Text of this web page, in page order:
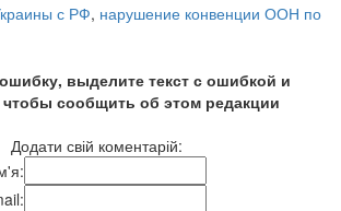
с РФ, нарушение конвенции ООН по
выделите текст с ошибкой и
чтобы сообщить об этом редакции
Додати свій коментарій: